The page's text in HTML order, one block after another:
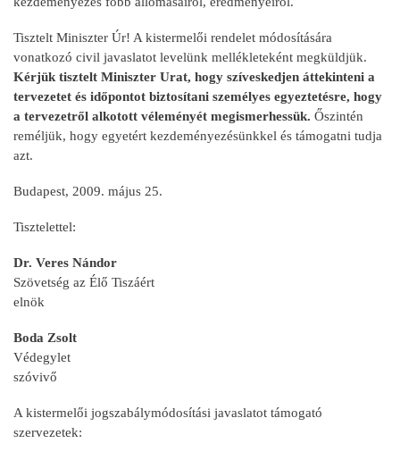
Tisztelt Miniszter Úr! A kistermelői rendelet módosítására
vonatkozó civil javaslatot levelünk mellékleteként megküldjük.
Kérjük tisztelt Miniszter Urat, hogy szíveskedjen áttekinteni a
tervezetet és időpontot biztosítani személyes egyeztetésre, hogy
a tervezetről alkotott véleményét megismerhessük. Őszintén
reméljük, hogy egyetért kezdeményezésünkkel és támogatni tudja
azt.
Budapest, 2009. május 25.
Tisztelettel:
Dr. Veres Nándor
Szövetség az Élő Tiszáért
elnök
Boda Zsolt
Védegylet
szóvivő
A kistermelői jogszabálymódosítási javaslatot támogató
szervezetek: